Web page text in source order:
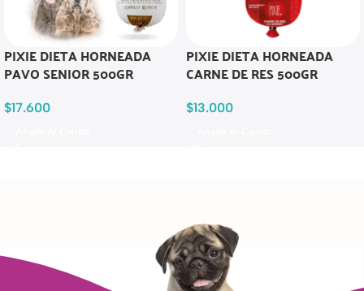
PIXIE DIETA HORNEADA
PAVO SENIOR 500GR
$17.600
PIXIE DIETA HORNEADA
CARNE DE RES 500GR
$13.000